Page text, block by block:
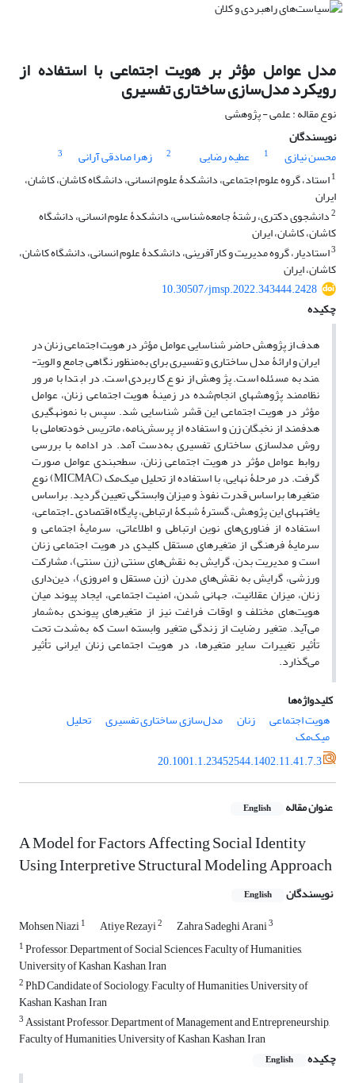
مدل عوامل مؤثر بر هویت اجتماعی با استفاده از
رویکرد مدل‌سازی ساختاری تفسیری
نوع مقاله : علمی - پژوهشی
نویسندگان
محسن نیازی
1 عطیه رضایی 2 زهرا صادقی آرانی
3
1استاد، گروه علوم اجتماعی، دانشکدۀ علوم انسانی، دانشگاه کاشان، کاشان،
ایران
2دانشجوی دکتری، رشتۀ جامعه‌شناسی، دانشکدۀ علوم انسانی، دانشگاه
کاشان، کاشان، ایران
3استادیار، گروه مدیریت و کارآفرینی، دانشکدۀ علوم انسانی، دانشگاه کاشان،
کاشان، ایران
10.30507/jmsp.2022.343444.2428
چکیده
هدف از پژوهش حاضر شناسایی عوامل مؤثر در هویت اجتماعی زنان در
ایران و ارائۀ مدل ساختاری و تفسیری برای به‌منظور نگاهی جامع و الویت­
مند به مسئله است. پژوهش از نوع کاربردی است. در ابتدا با مرور
نظام­مند پژوهش­های انجام‌شده در زمینۀ هویت اجتماعی زنان، عوامل
مؤثر در هویت اجتماعی این قشر شناسایی شد. سپس با نمونه­گیری
هدفمند از نخبگان زن و استفاده از پرسش‌نامه، ماتریس خودتعاملی با
روش مدل­سازی ساختاری تفسیری به‌دست آمد. در ادامه با بررسی
روابط عوامل مؤثر در هویت اجتماعی زنان، سطح­بندی عوامل صورت
گرفت. در مرحلۀ نهایی، با استفاده از تحلیل میک‌مک (MICMAC) نوع
متغیرها براساس قدرت نفوذ و میزان وابستگی تعیین گردید. براساس
یافته­های این پژوهش، گسترۀ شبکۀ ارتباطی، پایگاه اقتصادی ـ اجتماعی،
استفاده از فناوری‌های نوین ارتباطی و اطلاعاتی، سرمایۀ اجتماعی و
سرمایۀ فرهنگی از متغیرهای مستقل کلیدی در هویت اجتماعی زنان
است و مدیریت بدن، گرایش به نقش‌های سنتی (زن سنتی)، مشارکت
ورزشی، گرایش به نقش‌های مدرن (زن مستقل و امروزی)، دین‌داری
زنان، میزان عقلانیت، جهانی شدن، امنیت اجتماعی، ایجاد پیوند میان
هویت‌های مختلف و اوقات فراغت نیز از متغیرهای پیوندی به‌شمار
می‌آید. متغیر رضایت از زندگی متغیر وابسته است که به‌شدت تحت
تأثیر تغییرات سایر متغیرها، در هویت اجتماعی زنان ایرانی تأثیر
می‌گذارد.
کلیدواژه‌ها
هویت اجتماعی
زنان مدل‌سازی ساختاری تفسیری تحلیل
میک‌مک
20.1001.1.23452544.1402.11.41.7.3
عنوان مقاله English
A Model for Factors Affecting Social Identity
Using Interpretive Structural Modeling Approach
نویسندگان English
Mohsen Niazi1 Atiye Rezayi2 Zahra Sadeghi Arani3
1Professor, Department of Social Sciences, Faculty of Humanities,
University of Kashan, Kashan, Iran
2PhD Candidate of Sociology, Faculty of Humanities, University of
Kashan, Kashan, Iran
3Assistant Professor, Department of Management and Entrepreneurship,
Faculty of Humanities, University of Kashan, Kashan, Iran
چکیده
English